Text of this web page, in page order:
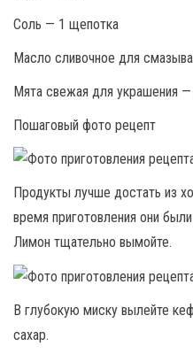
Соль — 1 щепотка
Масло сливочное для
Мята свежая для украшения —
Пошаговый фото рецепт
Продукты лучше достать из
время приготовления они
Лимон тщательно вымойте.
В глубокую миску вылейте
сахар.